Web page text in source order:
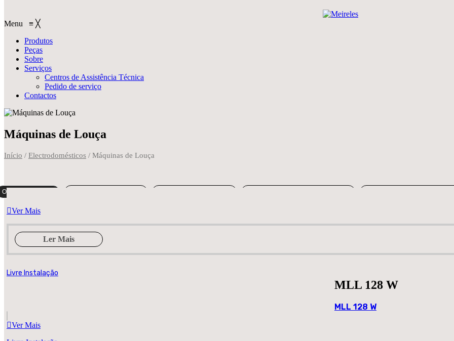
Menu ≡ ╳
Produtos
Peças
Sobre
Serviços
Centros de Assistência Técnica
Pedido de serviço
Contactos
Máquinas de Louça
Início / Electrodomésticos / Máquinas de Louça
Ordenação padrão
Ver Mais
Ler Mais
Livre Instalação
MLL 128 W
MLL 128 W
Ver Mais